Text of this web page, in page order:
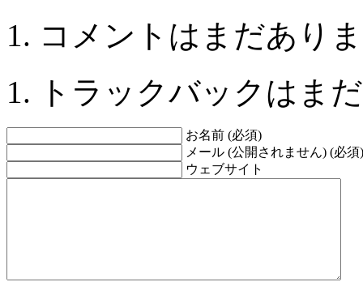
コメントはまだあり
トラックバックはま
お名前 (必須)
メール (公開されません) (必須)
ウェブサイト